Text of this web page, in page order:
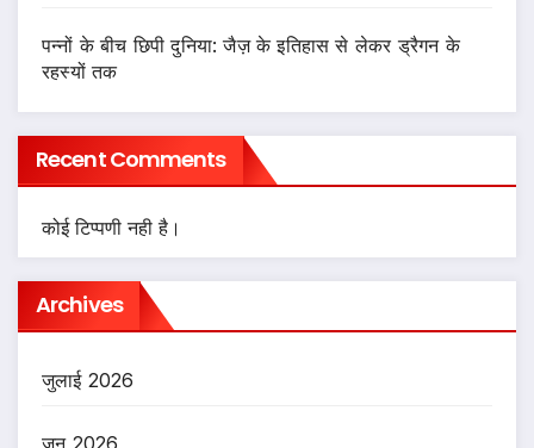
पन्नों के बीच छिपी दुनिया: जैज़ के इतिहास से लेकर ड्रैगन के
रहस्यों तक
Recent Comments
कोई टिप्पणी नही है।
Archives
जुलाई 2026
जून 2026